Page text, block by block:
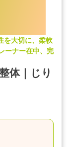
を大切に、柔軟
ーナー在中、完
体｜じり